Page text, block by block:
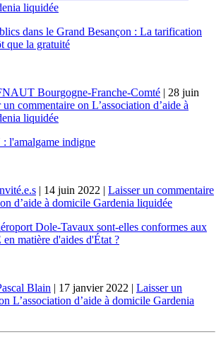
liquidée
dans le Grand Besançon : La tarification
que la gratuité
Bourgogne-Franche-Comté | 28 juin
un commentaire on L’association d’aide à
liquidée
l'amalgame indigne
| 14 juin 2022 | Laisser un commentaire
d’aide à domicile Gardenia liquidée
Dole-Tavaux sont-elles conformes aux
matière d'aides d'État ?
Blain | 17 janvier 2022 | Laisser un
L’association d’aide à domicile Gardenia